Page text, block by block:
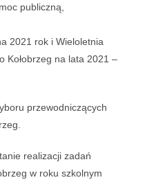
publiczną,
2021 rok i Wieloletnia
Kołobrzeg na lata 2021 –
przewodniczących
realizacji zadań
w roku szkolnym